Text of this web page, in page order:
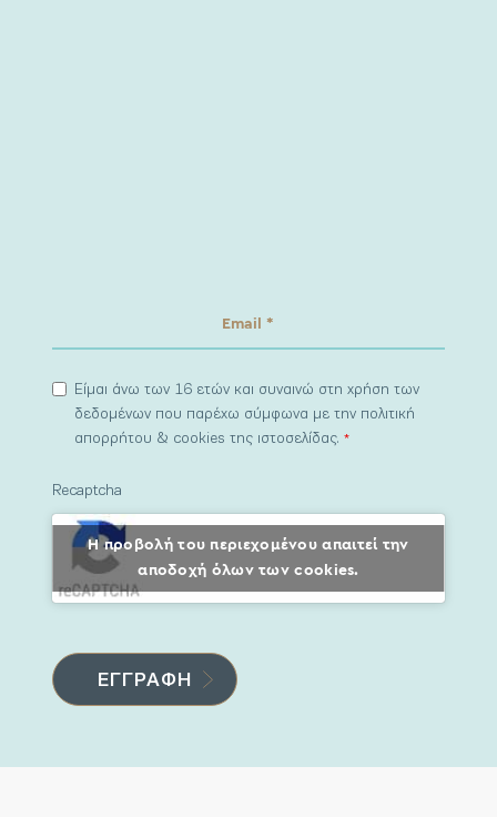
Είμαι άνω των 16 ετών και συναινώ στη χρήση των
δεδομένων που παρέχω σύμφωνα με την πολιτική
απορρήτου & cookies της ιστοσελίδας.*
Recaptcha
Η προβολή του περιεχομένου απαιτεί την
αποδοχή όλων των cookies.